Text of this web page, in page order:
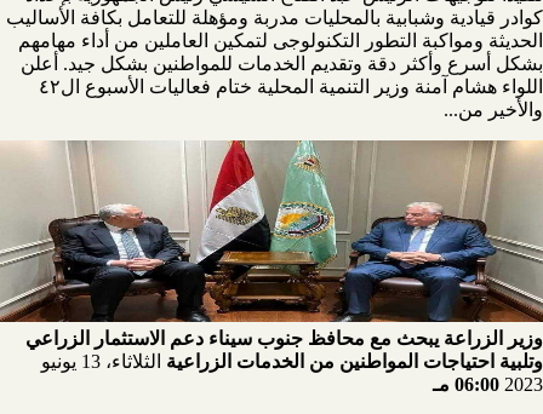
كوادر قيادية وشبابية بالمحليات مدربة ومؤهلة للتعامل بكافة الأساليب
الحديثة ومواكبة التطور التكنولوجى لتمكين العاملين من أداء مهامهم
بشكل أسرع وأكثر دقة وتقديم الخدمات للمواطنين بشكل جيد. أعلن
اللواء هشام آمنة وزير التنمية المحلية ختام فعاليات الأسبوع ال٤٢
والأخير من...
وزير الزراعة يبحث مع محافظ جنوب سيناء دعم الاستثمار الزراعي
وتلبية احتياجات المواطنين من الخدمات الزراعية
الثلاثاء، 13 يونيو
2023 06:00 مـ